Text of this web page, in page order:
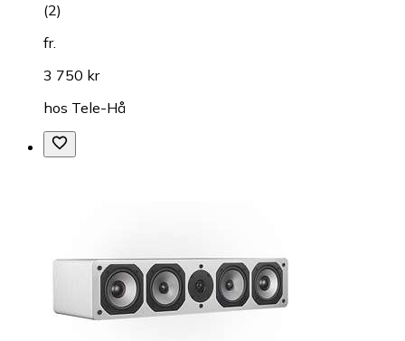
(2)
fr.
3 750 kr
hos Tele-Hå